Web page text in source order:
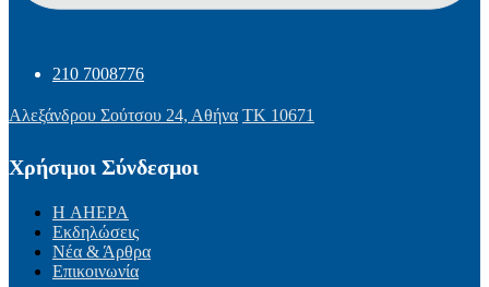
210 7008776
Αλεξάνδρου Σούτσου 24, Αθήνα ΤΚ 10671
Χρήσιμοι Σύνδεσμοι
Η AHEPA
Εκδηλώσεις
Νέα & Άρθρα
Επικοινωνία